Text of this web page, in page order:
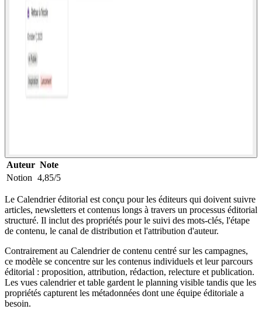
Auteur Note
Notion 4,85/5
Le Calendrier éditorial est conçu pour les éditeurs qui doivent suivre
articles, newsletters et contenus longs à travers un processus éditorial
structuré. Il inclut des propriétés pour le suivi des mots-clés, l'étape
de contenu, le canal de distribution et l'attribution d'auteur.
Contrairement au Calendrier de contenu centré sur les campagnes,
ce modèle se concentre sur les contenus individuels et leur parcours
éditorial : proposition, attribution, rédaction, relecture et publication.
Les vues calendrier et table gardent le planning visible tandis que les
propriétés capturent les métadonnées dont une équipe éditoriale a
besoin.